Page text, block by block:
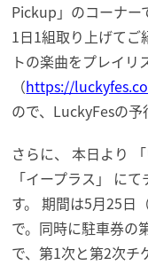
Pickup」のコーナー
1日1組取り上げてご
トの楽曲をプレイリ
（https://
ので、LuckyFesの予
さらに、 本日より
「イープラス」 に
す。 期間は5月25日
で。同時に駐車券の
で、第1次と第2次チ